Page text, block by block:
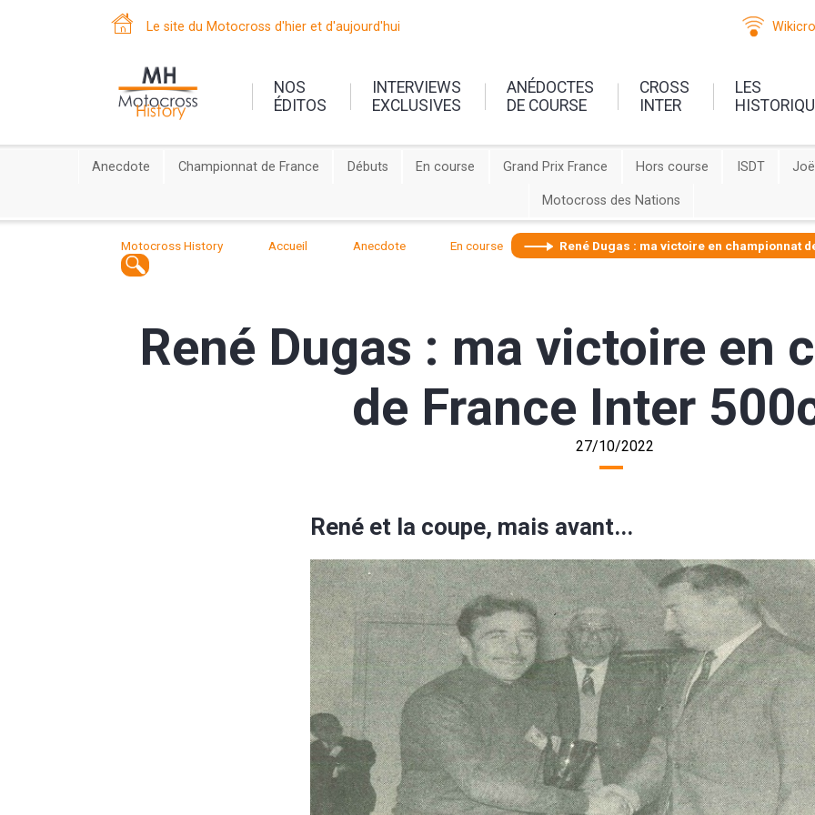
Le site du Motocross d'hier et d'aujourd'hui
NOS
ÉDITOS
INTERVIEWS
EXCLUSIVES
ANÉDOCTES
DE COURSE
CROSS
INTER
LES
Anecdote Championnat de France Débuts En course Grand Prix France Hors course ISDT
Motocross des Nations
Motocross History Accueil Anecdote En course René Dugas : ma victoire en championnat
René Dugas : ma victoire en
de France Inter
27/10/2022
René et la coupe, mais avant...